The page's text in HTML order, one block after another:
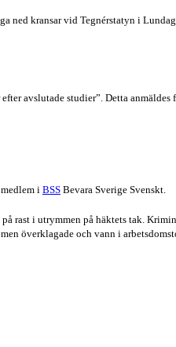
ned kransar vid Tegnérstatyn i
avslutade studier”. Detta
i BSS Bevara Sverige Svenskt.
rast i utrymmen på häktets tak.
överklagade och vann i